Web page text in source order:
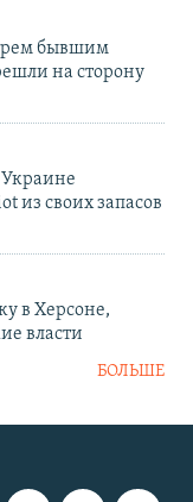
бывшим
на сторону
из своих запасов
в Херсоне,
власти
БОЛЬШЕ